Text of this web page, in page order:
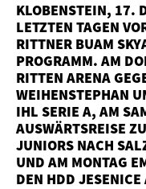
KLOBENSTEIN, 17.
LETZTEN TAGEN
RITTNER BUAM
PROGRAMM. AM
RITTEN ARENA
WEIHENSTEPHAN
IHL SERIE A, AM
AUSWÄRTSREISE
JUNIORS NACH
UND AM MONTAG
DEN HDD